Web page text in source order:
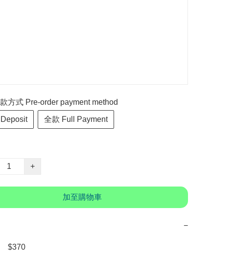
方式 Pre-order payment method
全款 Full Payment
+
加至購物車
−
$370